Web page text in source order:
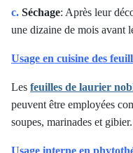
c. Séchage: Après leur
une dizaine de mois avant
Usage en cuisine des
Les feuilles de laurier
peuvent être employées
soupes, marinades et gibier.